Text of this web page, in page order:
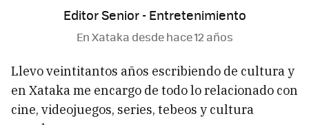
Editor Senior - Entretenimiento
En Xataka desdehace 12 años
Llevo veintitantos años escribiendo de cultura y
en Xataka me encargo de todo lo relacionado con
cine, videojuegos, series, tebeos y cultura